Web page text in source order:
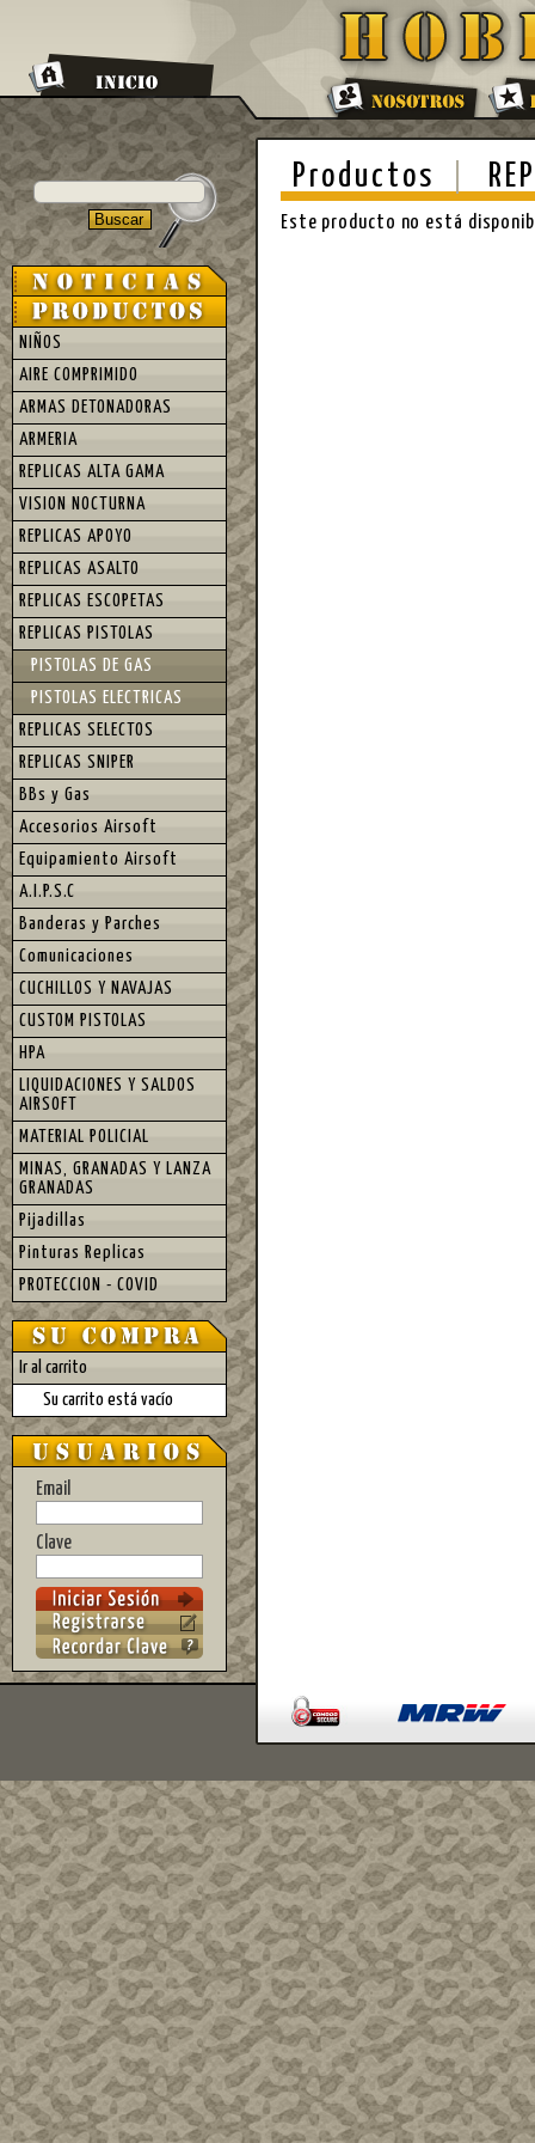
Productos
Este producto no está
NIÑOS
AIRE COMPRIMIDO
ARMAS DETONADORAS
ARMERIA
REPLICAS ALTA GAMA
VISION NOCTURNA
REPLICAS APOYO
REPLICAS ASALTO
REPLICAS ESCOPETAS
REPLICAS PISTOLAS
PISTOLAS DE GAS
PISTOLAS ELECTRICAS
REPLICAS SELECTOS
REPLICAS SNIPER
BBs y Gas
Accesorios Airsoft
Equipamiento Airsoft
A.I.P.S.C
Banderas y Parches
Comunicaciones
CUCHILLOS Y NAVAJAS
CUSTOM PISTOLAS
HPA
LIQUIDACIONES Y SALDOS
AIRSOFT
MATERIAL POLICIAL
MINAS, GRANADAS Y LANZA
GRANADAS
Pijadillas
Pinturas Replicas
PROTECCION - COVID
Ir al carrito
Su carrito está vacío
Email
Clave